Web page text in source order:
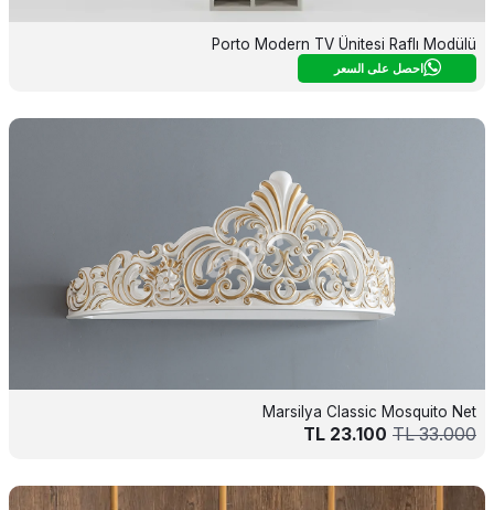
Porto Modern TV Ünitesi Raflı Modülü
احصل على السعر
Marsilya Classic Mosquito Net
33.000
TL
23.100